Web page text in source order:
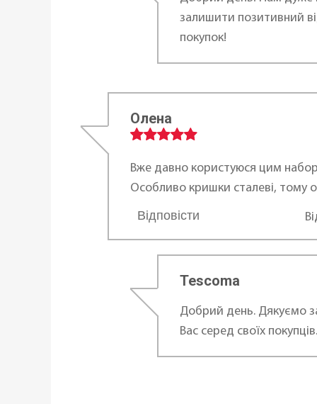
залишити позитивний
покупок!
Олена
Вже давно користуюся цим
Особливо кришки сталеві, тому
...Відповісти
Tescoma
Добрий день. Дякуємо
Вас серед своїх